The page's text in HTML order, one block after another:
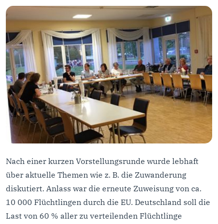
Nach einer kurzen Vorstellungsrunde wurde lebhaft
über aktuelle Themen wie z. B. die Zuwanderung
diskutiert. Anlass war die erneute Zuweisung von ca.
10 000 Flüchtlingen durch die EU. Deutschland soll die
Last von 60 % aller zu verteilenden Flüchtlinge